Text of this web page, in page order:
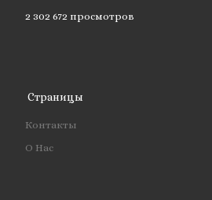
2 302 672 просмотров
Страницы
Контакты
О Нас